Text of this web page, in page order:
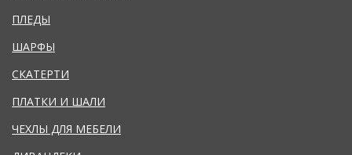
ПЛЕДЫ
ШАРФЫ
СКАТЕРТИ
ПЛАТКИ И ШАЛИ
ЧЕХЛЫ ДЛЯ МЕБЕЛИ